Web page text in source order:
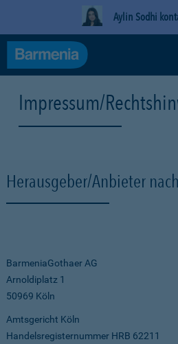
Aylin Sodhi
Impressum/
Herausgeber/Anbieter
BarmeniaGothaer AG
Arnoldiplatz 1
50969 Köln
Amtsgericht Köln
Handelsregisternummer HRB 62211